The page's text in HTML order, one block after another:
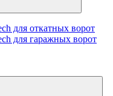
для откатных ворот
для гаражных ворот